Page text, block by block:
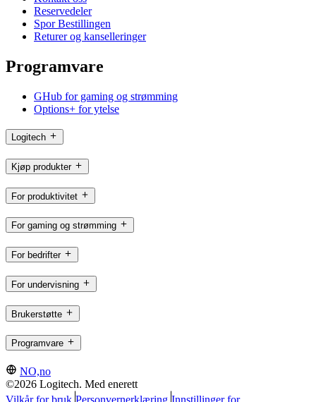
Reservedeler
Spor Bestillingen
Returer og kanselleringer
Programvare
GHub for gaming og strømming
Options+ for ytelse
Logitech
Kjøp produkter
For produktivitet
For gaming og strømming
For bedrifter
For undervisning
Brukerstøtte
Programvare
NO,no
©2026 Logitech. Med enerett
Vilkår for bruk Personvernerklæring Innstillinger for